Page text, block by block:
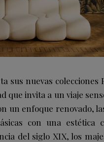
sus nuevas colecciones
que invita a un viaje
un enfoque renovado,
con una estética
del siglo XIX, los